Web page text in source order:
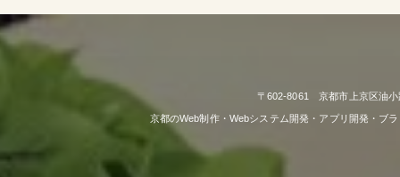
〒602-8061 京都市上京区油
京都のWeb制作・Webシステム開発・アプリ開発・ブ